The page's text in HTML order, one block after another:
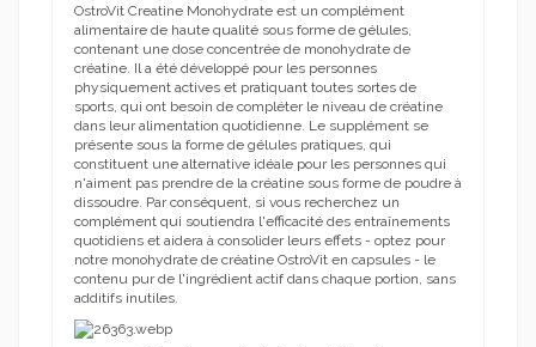
OstroVit Creatine Monohydrate est un complément
alimentaire de haute qualité sous forme de gélules,
contenant une dose concentrée de monohydrate de
créatine. Il a été développé pour les personnes
physiquement actives et pratiquant toutes sortes de
sports, qui ont besoin de compléter le niveau de créatine
dans leur alimentation quotidienne. Le supplément se
présente sous la forme de gélules pratiques, qui
constituent une alternative idéale pour les personnes qui
n'aiment pas prendre de la créatine sous forme de poudre à
dissoudre. Par conséquent, si vous recherchez un
complément qui soutiendra l'efficacité des entraînements
quotidiens et aidera à consolider leurs effets - optez pour
notre monohydrate de créatine OstroVit en capsules - le
contenu pur de l'ingrédient actif dans chaque portion, sans
additifs inutiles.